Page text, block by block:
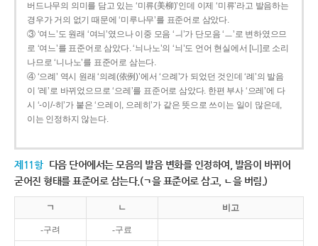
버드나무의 의미를 담고 있는 ‘미류(美柳)’인데 이제 ‘미류’라고 발음하는
경우가 거의 없기 때문에 ‘미루나무’를 표준어로 삼았다.
③ ‘여느’도 원래 ‘여늬’였으나 이중 모음 ‘ㅢ’가 단모음 ‘ㅡ’로 변하였으므
로 ‘여느’를 표준어로 삼았다. ‘늬나노’의 ‘늬’도 언어 현실에서 [니]로 소리
나므로 ‘니나노’를 표준어로 삼는다.
④ ‘으례’ 역시 원래 ‘의례(依例)’에서 ‘으례’가 되었던 것인데 ‘례’의 발음
이 ‘레’로 바뀌었으므로 ‘으레’를 표준어로 삼았다. 한편 부사 ‘으레’에 다
시 ‘-이/-히’가 붙은 ‘으레이, 으레히’가 같은 뜻으로 쓰이는 일이 많은데,
이는 인정하지 않는다.
제11항 다음 단어에서는 모음의 발음 변화를 인정하여, 발음이 바뀌어
굳어진 형태를 표준어로 삼는다.(ㄱ을 표준어로 삼고, ㄴ을 버림.)
ㄱ ㄴ 비고
-구려 -구료